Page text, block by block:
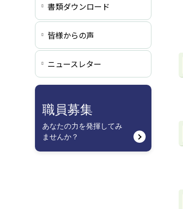
書類ダウンロード
皆様からの声
ニュースレター
職員募集
あなたの力を発揮してみ
ませんか？